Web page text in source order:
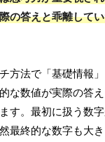
の答えと乖離して
方法で「基礎情報
な数値が実際の答
す。最初に扱う数
最終的な数字も大